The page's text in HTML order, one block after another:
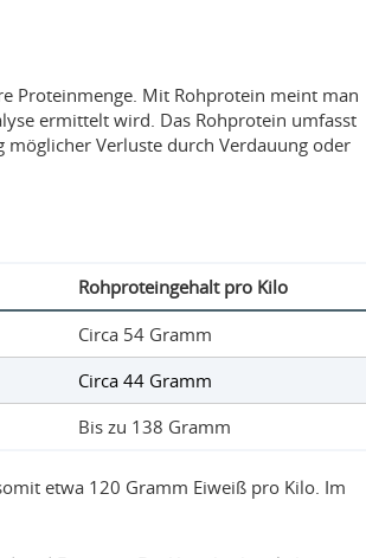
Proteinmenge. Mit Rohprotein meint man
ermittelt wird. Das Rohprotein umfasst
Verluste durch Verdauung oder
Rohproteingehalt pro Kilo
Circa 54 Gramm
Circa 44 Gramm
Bis zu 138 Gramm
etwa 120 Gramm Eiweiß pro Kilo. Im